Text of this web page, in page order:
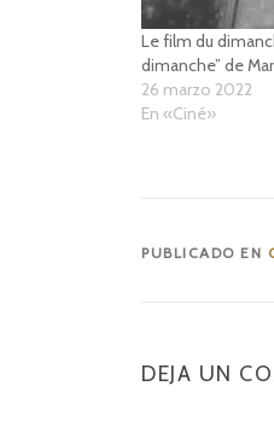
Le film du
dimanche” de
26 marzo 2022
En «Ciné»
PUBLICADO EN
DEJA UN